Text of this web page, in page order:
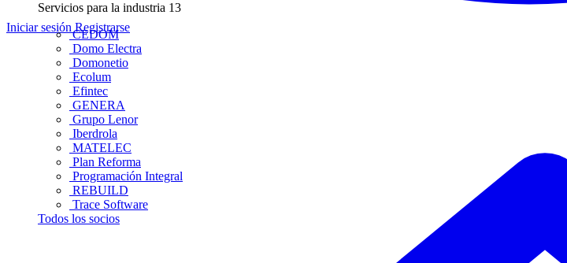
Servicios para la industria 13
CEDOM
Domo Electra
Domonetio
Ecolum
Efintec
GENERA
Grupo Lenor
Iberdrola
MATELEC
Plan Reforma
Programación Integral
REBUILD
Trace Software
Todos los socios
Iniciar sesión Registrarse